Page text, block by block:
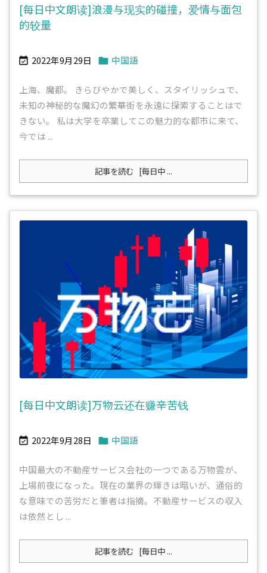
[每日中文朗读]浪漫与现实的碰撞，爱情与面包
的较量
 2022年9月29日  中国語
上海、魔都。 きらびやかで美しく、スタイリッシュで、
未知の神秘的な魔幻の繁華街を永遠に探索することはで
きない。 私は大学を卒業してこの魅力的な都市に来て、
今では ...
記事を読む [每日中 ...
[每日中文朗读]万物云还在赚辛苦钱
 2022年9月28日  中国語
中国最大の不動産サービス会社の一つである万物雲が、
上場前夜になった。現在の業界の輝きは暗いが、通俗的
な意味での苦労だと筆者は指摘。不動産サービスの収入
は依然とし ...
記事を読む [每日中 ...